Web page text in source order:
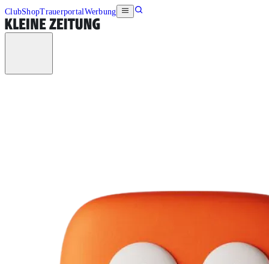
ClubShopTrauerportalWerbung